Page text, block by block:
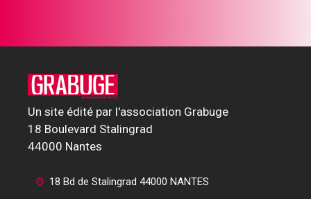
Un site édité par l'association Grabuge
18 Boulevard Stalingrad
44000 Nantes
18 Bd de Stalingrad 44000 NANTES